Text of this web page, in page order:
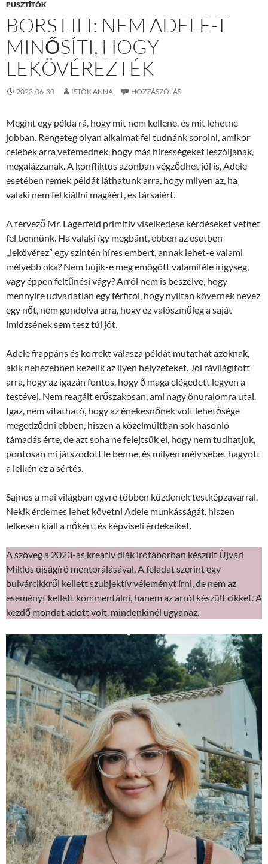
PUSZTÍTÓK
BORS LILI: NEM ADELE-T
MINŐSÍTI, HOGY
LEKÖVÉREZTÉK
2023-06-30 ISTÓK ANNA HOZZÁSZÓLÁS
Megint egy példa rá, hogy mit nem kellene, és mit lehetne
jobban. Rengeteg olyan alkalmat fel tudnánk sorolni, amikor
celebek arra vetemednek, hogy más hírességeket leszóljanak,
megalázzanak. A konfliktus azonban végződhet jól is, Adele
esetében remek példát láthatunk arra, hogy milyen az, ha
valaki nem fél kiállni magáért, és társaiért.
A tervező Mr. Lagerfeld primitív viselkedése kérdéseket vethet
fel bennünk. Ha valaki így megbánt, ebben az esetben
,,lekövérez” egy szintén híres embert, annak lehet-e valami
mélyebb oka? Nem bújik-e meg emögött valamiféle irigység,
vagy éppen feltűnési vágy? Arról nem is beszélve, hogy
mennyire udvariatlan egy férfitól, hogy nyíltan kövérnek nevez
egy nőt, nem gondolva arra, hogy ez valószínűleg a saját
imidzsének sem tesz túl jót.
Adele frappáns és korrekt válasza példát mutathat azoknak,
akik nehezebben kezelik az ilyen helyzeteket. Jól rávilágított
arra, hogy az igazán fontos, hogy ő maga elégedett legyen a
testével. Nem reagált erőszakosan, ami nagy önuralomra utal.
Igaz, nem vitatható, hogy az énekesnőnek volt lehetősége
megedződni ebben, hiszen a közelmúltban sok hasonló
támadás érte, de azt soha ne felejtsük el, hogy nem tudhatjuk,
pontosan mi játszódott le benne, és milyen mély sebet hagyott
a lelkén ez a sértés.
Sajnos a mai világban egyre többen küzdenek testképzavarral.
Nekik érdemes lehet követni Adele munkásságát, hiszen
lelkesen kiáll a nőkért, és képviseli érdekeiket.
A szöveg a 2023-as kreatív diák írótáborban készült Újvári
Miklós újságíró mentorálásával. A feladat szerint egy
bulvárcikkről kellett szubjektív véleményt írni, de nem az
eseményt kellett kommentálni, hanem az arról készült cikket. A
kezdő mondat adott volt, mindenkinél ugyanaz.